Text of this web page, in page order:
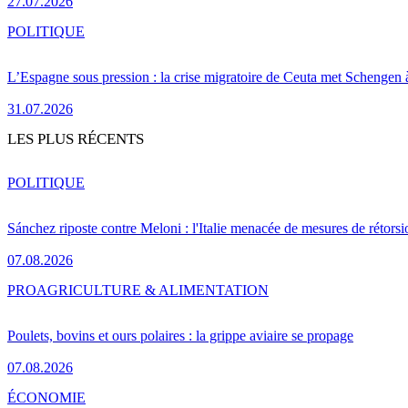
L’Espagne sous pression : la crise migratoire de Ceuta met Schengen
31.07.2026
POLITIQUE
LES PLUS RÉCENTS
Sánchez riposte contre Meloni : l'Italie menacée de mesures de
07.08.2026
POLITIQUE
Poulets, bovins et ours polaires : la grippe aviaire se propage
07.08.2026
PROAGRICULTURE & ALIMENTATION
ÉCONOMIE